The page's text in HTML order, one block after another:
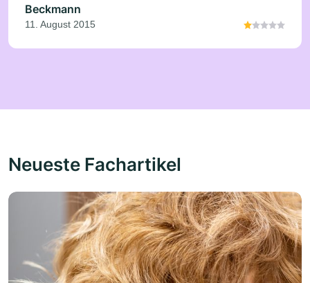
Entschädigung meiner-nun ausgedünnten, kurzen
Haare- 100 Euro Gutschein.....Bei Ausgaben
Meinerseits knappen 1400 Euro eine Frechheit.
Beckmann
11. August 2015
Neueste Fachartikel